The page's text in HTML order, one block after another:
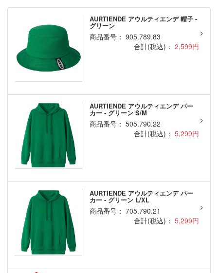
AURTIENDE アウルティエンデ 帽子 -
グリーン
商品番号： 905.789.83
合計(税込)： 2,599円
AURTIENDE アウルティエンデ パー
カー - グリーン S/M
商品番号： 505.790.22
合計(税込)： 5,299円
AURTIENDE アウルティエンデ パー
カー - グリーン L/XL
商品番号： 705.790.21
合計(税込)： 5,299円